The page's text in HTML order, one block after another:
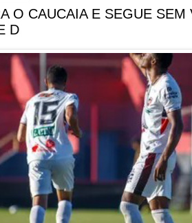
O CAUCAIA E SEGUE
D